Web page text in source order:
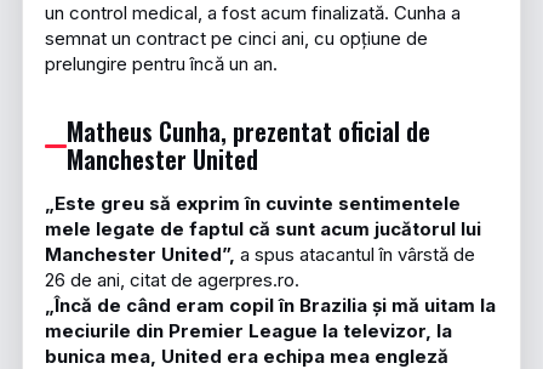
un control medical, a fost acum finalizată. Cunha a
semnat un contract pe cinci ani, cu opțiune de
prelungire pentru încă un an.
Matheus Cunha, prezentat oficial de
Manchester United
„Este greu să exprim în cuvinte sentimentele
mele legate de faptul că sunt acum jucătorul lui
Manchester United”, a spus atacantul în vârstă de
26 de ani, citat de agerpres.ro.
„Încă de când eram copil în Brazilia și mă uitam la
meciurile din Premier League la televizor, la
bunica mea, United era echipa mea engleză